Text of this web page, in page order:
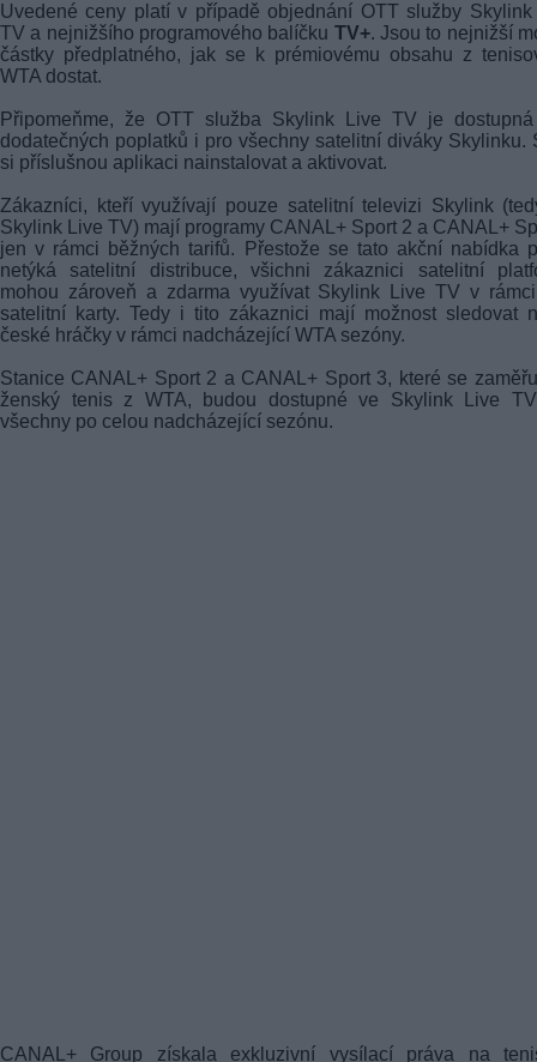
Uvedené ceny platí v případě objednání OTT služby Skylink
TV a nejnižšího programového balíčku TV+. Jsou to nejnižší
částky předplatného, jak se k prémiovému obsahu z
WTA dostat.
Připomeňme, že OTT služba Skylink Live TV je
dodatečných poplatků i pro všechny satelitní diváky Skylinku.
si příslušnou aplikaci nainstalovat a aktivovat.
Zákazníci, kteří využívají pouze satelitní televizi Skylink
Skylink Live TV) mají programy CANAL+ Sport 2 a CANAL+
jen v rámci běžných tarifů. Přestože se tato akční nabídka
netýká satelitní distribuce, všichni zákaznici satelitní
mohou zároveň a zdarma využívat Skylink Live TV v
satelitní karty. Tedy i tito zákaznici mají možnost sledovat
české hráčky v rámci nadcházející WTA sezóny.
Stanice CANAL+ Sport 2 a CANAL+ Sport 3, které se
ženský tenis z WTA, budou dostupné ve Skylink Live
všechny po celou nadcházející sezónu.
CANAL+ Group získala exkluzivní vysílací práva na